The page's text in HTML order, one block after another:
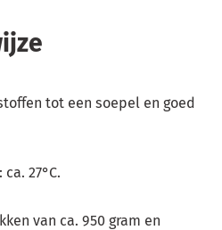
tot een soepel en goed
27°C.
van ca. 950 gram en